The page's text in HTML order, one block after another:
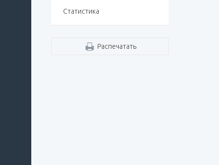
Статистика
Распечатать